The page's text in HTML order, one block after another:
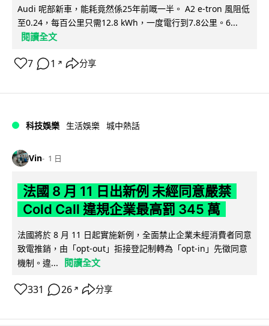
Audi 呢部新車，能耗竟然係25年前嘅一半。 A2 e-tron 風阻低
至0.24，每百公里只需12.8 kWh，一度電行到7.8公里。6...
閱讀全文
7 1 ↗ 分享
科技娛樂 生活娛樂 城中熱話
Vin 1 日
法國 8 月 11 日出新例 未經同意嚴禁
Cold Call 違規企業最高罰 345 萬
法國將於 8 月 11 日起實施新例，全面禁止企業未經消費者同意
致電推銷，由「opt-out」拒接登記制轉為「opt-in」先徵同意
機制。違...
閱讀全文
331 26 ↗ 分享